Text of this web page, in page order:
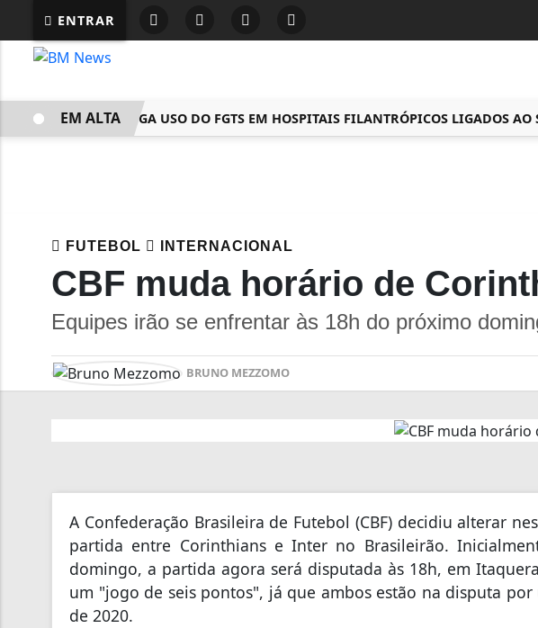
ENTRAR
LEI PRORROGA USO DO FGTS EM HOSPITAIS FILANTRÓPICOS LIGADOS AO SUS
EM ALTA
FUTEBOL INTERNACIONAL
CBF muda horário de
Equipes irão se enfrentar às 18h do próximo
BRUNO MEZZOMO
A Confederação Brasileira de Futebol (CBF) decidiu alterar
partida entre Corinthians e Inter no Brasileirão.
domingo, a partida agora será disputada às 18h, em
um "jogo de seis pontos", já que ambos estão na disputa
de 2020.